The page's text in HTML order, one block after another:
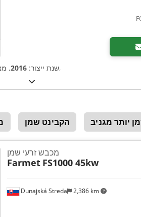
שנת ייצור: 2016
, ,
הקבינט שמן יותר מגניב
Dunajská Streda 2,386 km
מכבש זרעי שמן
Farmet FS1000 45kw